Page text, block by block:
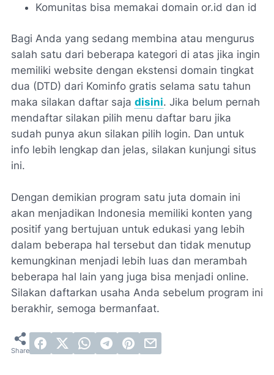
Komunitas bisa memakai domain or.id dan id
Bagi Anda yang sedang membina atau mengurus
salah satu dari beberapa kategori di atas jika ingin
memiliki website dengan ekstensi domain tingkat
dua (DTD) dari Kominfo gratis selama satu tahun
maka silakan daftar saja disini. Jika belum pernah
mendaftar silakan pilih menu daftar baru jika
sudah punya akun silakan pilih login. Dan untuk
info lebih lengkap dan jelas, silakan kunjungi situs
ini.
Dengan demikian program satu juta domain ini
akan menjadikan Indonesia memiliki konten yang
positif yang bertujuan untuk edukasi yang lebih
dalam beberapa hal tersebut dan tidak menutup
kemungkinan menjadi lebih luas dan merambah
beberapa hal lain yang juga bisa menjadi online.
Silakan daftarkan usaha Anda sebelum program ini
berakhir, semoga bermanfaat.